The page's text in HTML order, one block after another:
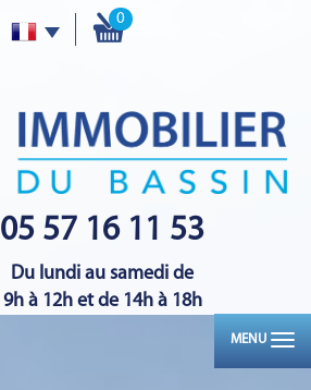
05 57 16 11 53
Du lundi au samedi de
9h à 12h et de 14h à 18h
0
MENU